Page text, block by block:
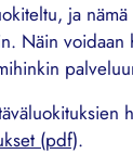
ja
Näin voidaan
(pdf).